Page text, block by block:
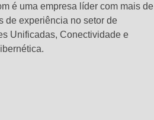
é uma empresa líder com mais de
de experiência no setor de
Unificadas, Conectividade e